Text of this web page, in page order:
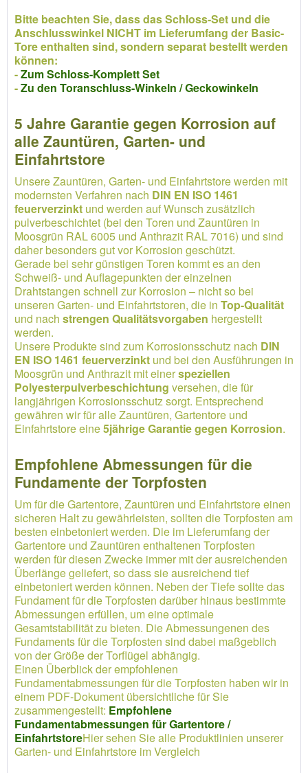
Bitte beachten Sie, dass das Schloss-Set und die
Anschlusswinkel NICHT im Lieferumfang der Basic-
Tore enthalten sind, sondern separat bestellt werden
können:
-Zum Schloss-Komplett Set
-Zu den Toranschluss-Winkeln / Geckowinkeln
5 Jahre Garantie gegen Korrosion auf
alle Zauntüren, Garten- und
Einfahrtstore
Unsere Zauntüren, Garten- und Einfahrtstore werden mit
modernsten Verfahren nach DIN EN ISO 1461
feuerverzinkt und werden auf Wunsch zusätzlich
pulverbeschichtet (bei den Toren und Zauntüren in
Moosgrün RAL 6005 und Anthrazit RAL 7016) und sind
daher besonders gut vor Korrosion geschützt.
Gerade bei sehr günstigen Toren kommt es an den
Schweiß- und Auflagepunkten der einzelnen
Drahtstangen schnell zur Korrosion – nicht so bei
unseren Garten- und Einfahrtstoren, die in Top-Qualität
und nach strengen Qualitätsvorgaben hergestellt
werden.
Unsere Produkte sind zum Korrosionsschutz nach DIN
EN ISO 1461 feuerverzinkt und bei den Ausführungen in
Moosgrün und Anthrazit mit einerspeziellen
Polyesterpulverbeschichtung versehen, die für
langjährigen Korrosionsschutz sorgt. Entsprechend
gewähren wir für alle Zauntüren, Gartentore und
Einfahrtstore eine5jährige Garantie gegen Korrosion.
Empfohlene Abmessungen für die
Fundamente der Torpfosten
Um für die Gartentore, Zauntüren und Einfahrtstore einen
sicheren Halt zu gewährleisten, sollten die Torpfosten am
besten einbetoniert werden. Die im Lieferumfang der
Gartentore und Zauntüren enthaltenen Torpfosten
werden für diesen Zwecke immer mit der ausreichenden
Überlänge geliefert, so dass sie ausreichend tief
einbetoniert werden können. Neben der Tiefe sollte das
Fundament für die Torpfosten darüber hinaus bestimmte
Abmessungen erfüllen, um eine optimale
Gesamtstabilität zu bieten. Die Abmessungenen des
Fundaments für die Torpfosten sind dabei maßgeblich
von der Größe der Torflügel abhängig.
Einen Überblick der empfohlenen
Fundamentabmessungen für die Torpfosten haben wir in
einem PDF-Dokument übersichtliche für Sie
zusammengestellt: Empfohlene
Fundamentabmessungen für Gartentore /
EinfahrtstoreHier sehen Sie alle Produktlinien unserer
Garten- und Einfahrtstore im Vergleich